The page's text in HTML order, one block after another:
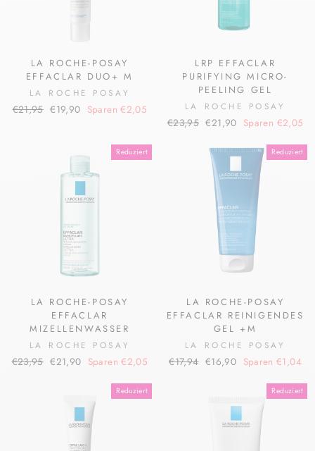
LA ROCHE-POSAY
EFFACLAR DUO+ M
LA ROCHE POSAY
Normaler
€21,95 Sonderpreis
€19,90 Sparen €2,05
LRP EFFACLAR
PURIFYING MICRO-
PEELING GEL
LA ROCHE POSAY
Normaler
€23,95 Sonderpreis
€21,90 Sparen €2,05
Reduziert
LA ROCHE-POSAY
EFFACLAR
MIZELLENWASSER
LA ROCHE POSAY
Normaler
€23,95 Sonderpreis
€21,90 Sparen €2,05
Reduziert
LA ROCHE-POSAY
EFFACLAR REINIGENDES
GEL +M
LA ROCHE POSAY
Normaler
€17,94 Sonderpreis
€16,90 Sparen €1,04
Reduziert Reduziert